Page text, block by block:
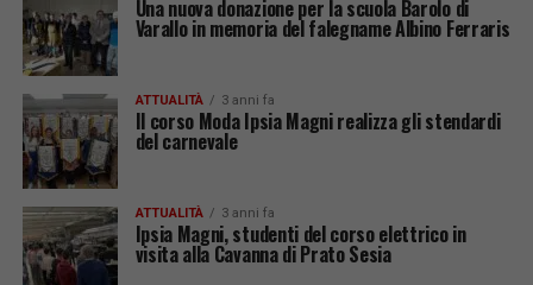
Una nuova donazione per la scuola Barolo di
Varallo in memoria del falegname Albino Ferraris
ATTUALITÀ 3 anni fa
Il corso Moda Ipsia Magni realizza gli stendardi
del carnevale
ATTUALITÀ 3 anni fa
Ipsia Magni, studenti del corso elettrico in
visita alla Cavanna di Prato Sesia